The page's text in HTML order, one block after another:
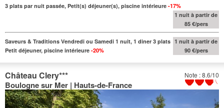
3 plats par nuit passée, Petit(s) déjeuner(s), piscine intérieure -17%
1 nuit à partir de
85 €/pers
Saveurs & Traditions Vendredi ou Samedi 1 nuit, 1 diner 3 plats
Petit déjeuner, piscine intérieure -20%
1 nuit à partir de
90 €/pers
Note : 8.6/10
Château Clery***
Boulogne sur Mer | Hauts-de-France